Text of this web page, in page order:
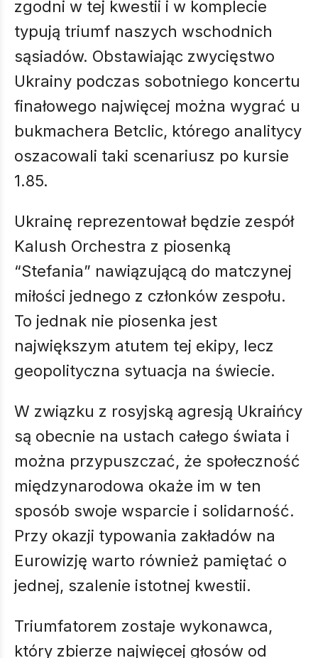
zgodni w tej kwestii i w komplecie
typują triumf naszych wschodnich
sąsiadów. Obstawiając zwycięstwo
Ukrainy podczas sobotniego koncertu
finałowego najwięcej można wygrać u
bukmachera Betclic, którego analitycy
oszacowali taki scenariusz po kursie
1.85.
Ukrainę reprezentował będzie zespół
Kalush Orchestra z piosenką
“Stefania” nawiązującą do matczynej
miłości jednego z członków zespołu.
To jednak nie piosenka jest
największym atutem tej ekipy, lecz
geopolityczna sytuacja na świecie.
W związku z rosyjską agresją Ukraińcy
są obecnie na ustach całego świata i
można przypuszczać, że społeczność
międzynarodowa okaże im w ten
sposób swoje wsparcie i solidarność.
Przy okazji typowania zakładów na
Eurowizję warto również pamiętać o
jednej, szalenie istotnej kwestii.
Triumfatorem zostaje wykonawca,
który zbierze najwięcej głosów od